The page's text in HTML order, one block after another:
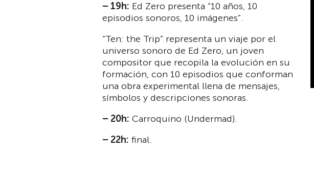
– 19h: Ed Zero presenta “10 años, 10
episodios sonoros, 10 imágenes”.
“Ten: the Trip” representa un viaje por el
universo sonoro de Ed Zero, un joven
compositor que recopila la evolución en su
formación, con 10 episodios que conforman
una obra experimental llena de mensajes,
símbolos y descripciones sonoras.
– 20h: Carroquino (Undermad).
– 22h: final.